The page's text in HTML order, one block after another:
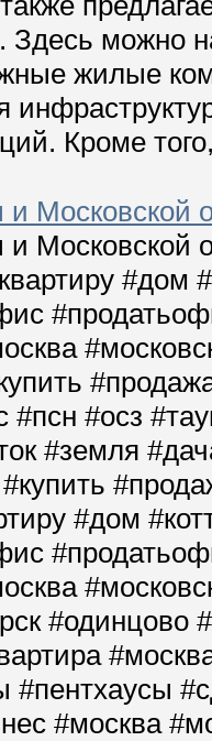
Здесь можно
жилые
Кроме
Московской
Московской
#дом
#осз
#земля
#дом
#пентхаусы
#москва